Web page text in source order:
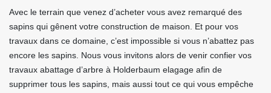
Avec le terrain que venez d’acheter vous avez remarqué des
sapins qui gênent votre construction de maison. Et pour vos
travaux dans ce domaine, c’est impossible si vous n’abattez pas
encore les sapins. Nous vous invitons alors de venir confier vos
travaux abattage d’arbre à Holderbaum elagage afin de
supprimer tous les sapins, mais aussi tout ce qui vous empêche